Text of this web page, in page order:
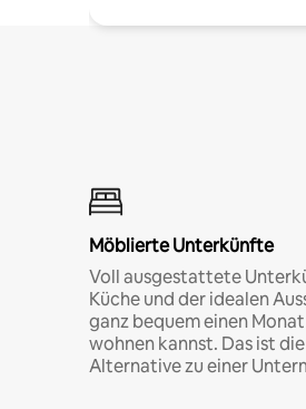
Möblierte Unterkünfte
Voll ausgestattete
Küche und der idealen
ganz bequem einen
wohnen kannst. Das ist
Alternative zu einer